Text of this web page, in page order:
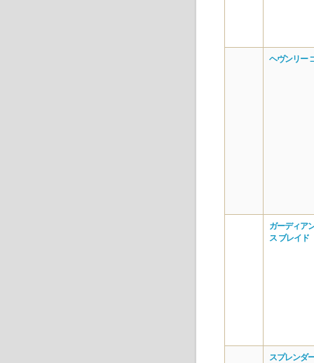
ヘヴンリー
ガーディア
ス ブレイド
スプレンダ